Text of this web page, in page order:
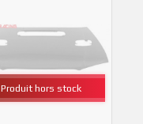
Produit hors stock